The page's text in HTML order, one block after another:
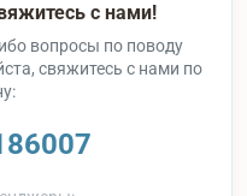
с нами!
вопросы по поводу
свяжитесь с нами по